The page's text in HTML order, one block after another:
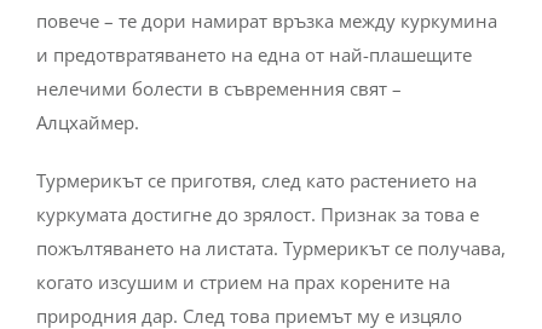
повече – те дори намират връзка между куркумина
и предотвратяването на една от най-плашещите
нелечими болести в съвременния свят –
Алцхаймер.
Турмерикът се приготвя, след като растението на
куркумата достигне до зрялост. Признак за това е
пожълтяването на листата. Турмерикът се получава,
когато изсушим и стрием на прах корените на
природния дар. След това приемът му е изцяло